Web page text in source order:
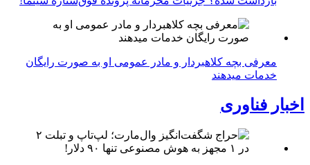
معرفی بچه کلاهبردار و مادر عمومی او به صورت رایگان
خدمات میدهند
اخبار فناوری